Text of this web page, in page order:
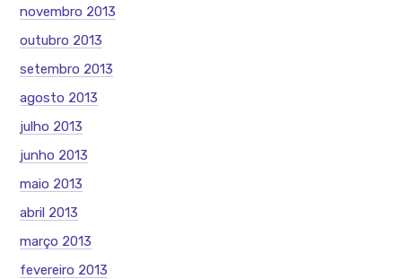
novembro 2013
outubro 2013
setembro 2013
agosto 2013
julho 2013
junho 2013
maio 2013
abril 2013
março 2013
fevereiro 2013